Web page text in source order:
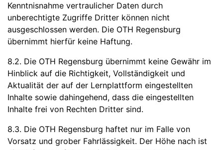
Kenntnisnahme vertraulicher Daten durch
unberechtigte Zugriffe Dritter können nicht
ausgeschlossen werden. Die OTH Regensburg
übernimmt hierfür keine Haftung.
8.2. Die OTH Regensburg übernimmt keine Gewähr im
Hinblick auf die Richtigkeit, Vollständigkeit und
Aktualität der auf der Lernplattform eingestellten
Inhalte sowie dahingehend, dass die eingestellten
Inhalte frei von Rechten Dritter sind.
8.3. Die OTH Regensburg haftet nur im Falle von
Vorsatz und grober Fahrlässigkeit. Der Höhe nach ist